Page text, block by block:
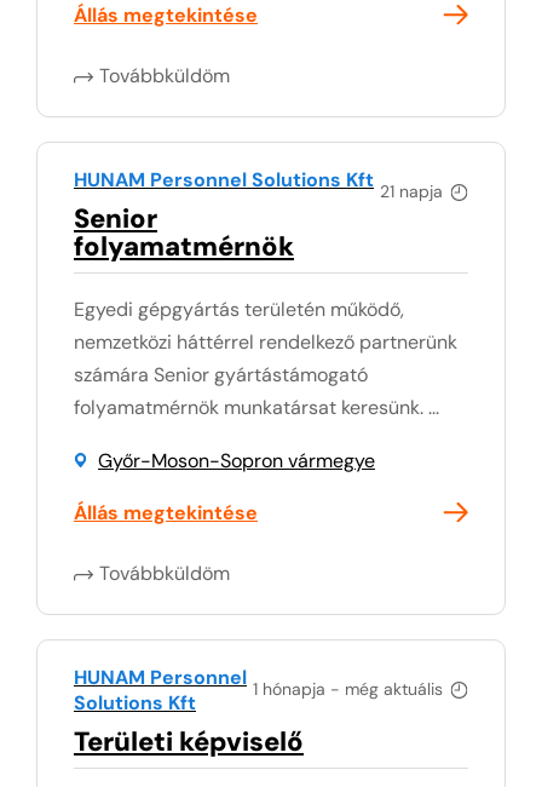
Állás megtekintése
Továbbküldöm
21 napja
HUNAM Personnel Solutions Kft
Senior
folyamatmérnök
Egyedi gépgyártás területén működő,
nemzetközi háttérrel rendelkező partnerünk
számára Senior gyártástámogató
folyamatmérnök munkatársat keresünk. ...
Győr-Moson-Sopron vármegye
Állás megtekintése
Továbbküldöm
1 hónapja - még aktuális
HUNAM Personnel
Solutions Kft
Területi képviselő